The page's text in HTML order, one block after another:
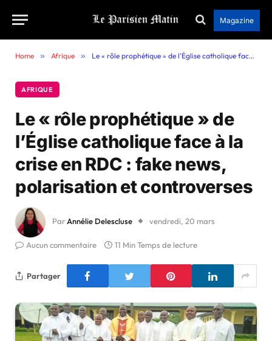
Magazine
Home » Afrique » Le « rôle prophétique » de l’Église catholique face à la crise en RDC : fake news, polarisation et controverses
AFRIQUE
Le « rôle prophétique » de
l’Église catholique face à la
crise en RDC : fake news,
polarisation et controverses
Par Annélie Delescluse vendredi, 20 mars
Aucun commentaire 11 Min Temps de lecture
Partager